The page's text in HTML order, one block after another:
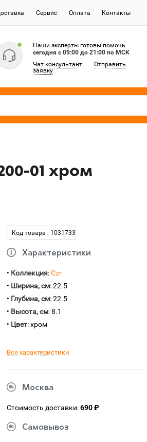
Сервис Оплата Контакты
Наши эксперты готовы помочь
сегодня c 09:00 до 21:00 по МСК
Чат консультант
Отправить
заявку
01 хром
Код товара : 1031733
Характеристики
• Коллекция:Czr
• Ширина, см: 22.5
• Глубина, см: 22.5
• Высота, см: 8.1
• Цвет: хром
Все характеристики
Москва
Стоимость доставки:690 ₽
Самовывоз